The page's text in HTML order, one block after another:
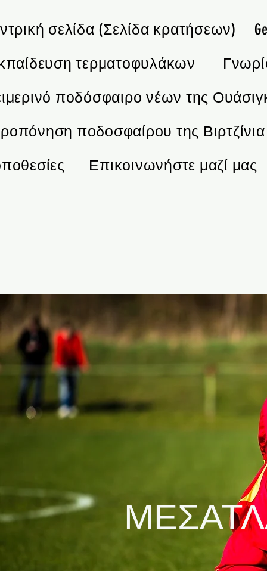
σελίδα (Σελίδα κρατήσεων)
τερματοφυλάκων
ποδόσφαιρο νέων της
ποδοσφαίρου της Βιρτζίνια
Επικοινωνήστε μαζί μας